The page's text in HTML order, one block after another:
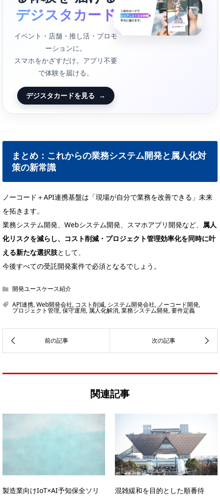
デジスタカード
イベント・店舗・推し活・プロモ
ーションに。
スマホをかざすだけ。アプリ不要
で体験を届ける。
デジスタカードを見る →
まとめ：これからの業務システム開発と属人化対
策の新常識
ノーコード＋API連携基盤は「現場が自分で業務を改善できる」未来
を拓きます。
業務システム開発、Webシステム開発、スマホアプリ開発など、 属人
化リスクを減らし、コスト削減・プロジェクト管理効率化を同時に叶
える新たな選択肢として、
今後すべての受託開発案件で必須となるでしょう。
開発ユースケース紹介
API連携,Web開発会社, コスト削減, システム開発会社, ノーコード開発,
プロジェクト管理,保守運用,属人化解消,業務システム開発,要件定義
関連記事
製造業向けIoT×AI予知保全ソリ
混雑緩和を目的とした順番待